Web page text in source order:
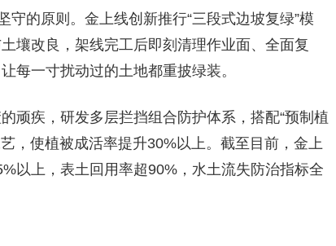
守的原则。金上线创新推行“三段式边坡复绿”模
壤改良，架线完工后即刻清理作业面、全面复
每一寸扰动过的土地都重披绿装。
顽疾，研发多层拦挡组合防护体系，搭配“预制植
，使植被成活率提升30%以上。截至目前，金上
以上，表土回用率超90%，水土流失防治指标全